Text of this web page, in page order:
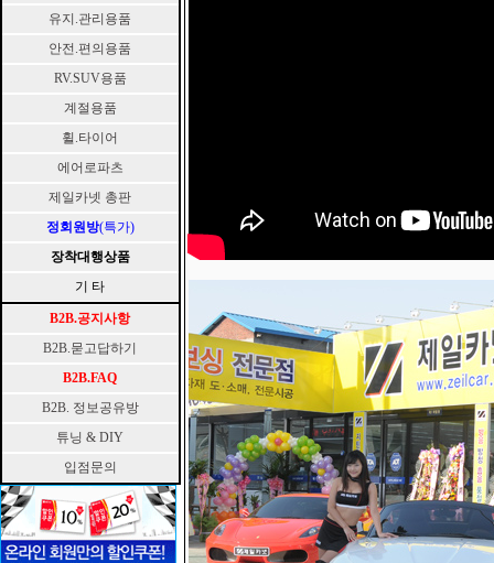
유지.관리용품
안전.편의용품
RV.SUV용품
계절용품
휠.타이어
에어로파츠
제일카넷 총판
정회원방(특가)
장착대행상품
기 타
B2B.공지사항
B2B.묻고답하기
B2B.FAQ
B2B. 정보공유방
튜닝 & DIY
입점문의